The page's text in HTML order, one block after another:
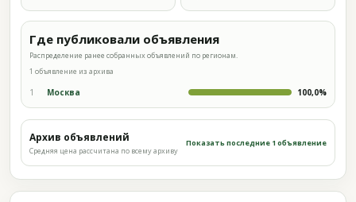
Где публиковали объявления
Распределение ранее собранных объявлений по регионам.
1 объявление из архива
1 Москва 100,0%
Архив объявлений
Средняя цена рассчитана по всему архиву
Показать последние 1 объявление